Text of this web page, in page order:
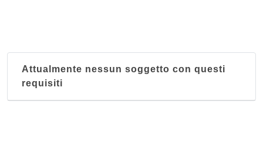
Attualmente nessun soggetto con questi
requisiti